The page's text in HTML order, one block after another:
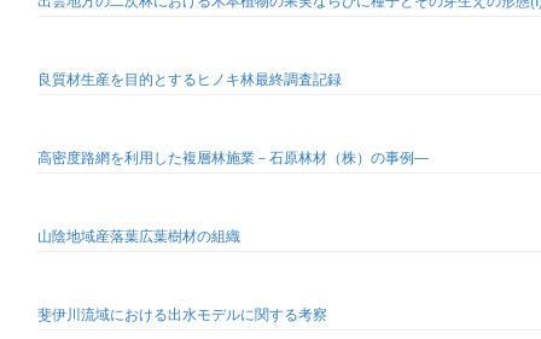
良質材生産を目的とするヒノキ林最終調査記録
高密度路網を利用した複層林施業－石原林材（株）の事例―
山陰地域産落葉広葉樹材の組織
斐伊川流域における出水モデルに関する考察